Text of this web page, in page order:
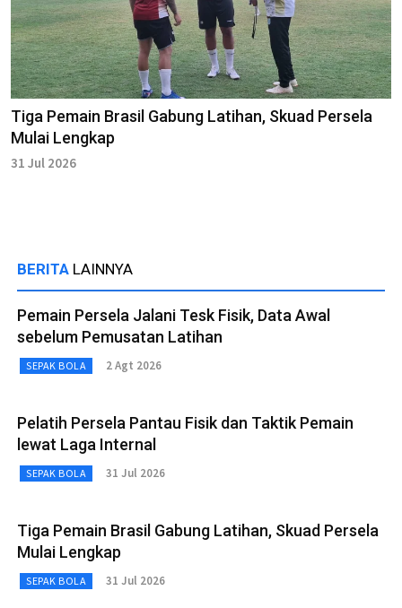
Tiga Pemain Brasil Gabung Latihan, Skuad Persela
Mulai Lengkap
31 Jul 2026
BERITA LAINNYA
Pemain Persela Jalani Tesk Fisik, Data Awal
sebelum Pemusatan Latihan
SEPAK BOLA 2 Agt 2026
Pelatih Persela Pantau Fisik dan Taktik Pemain
lewat Laga Internal
SEPAK BOLA 31 Jul 2026
Tiga Pemain Brasil Gabung Latihan, Skuad Persela
Mulai Lengkap
SEPAK BOLA 31 Jul 2026